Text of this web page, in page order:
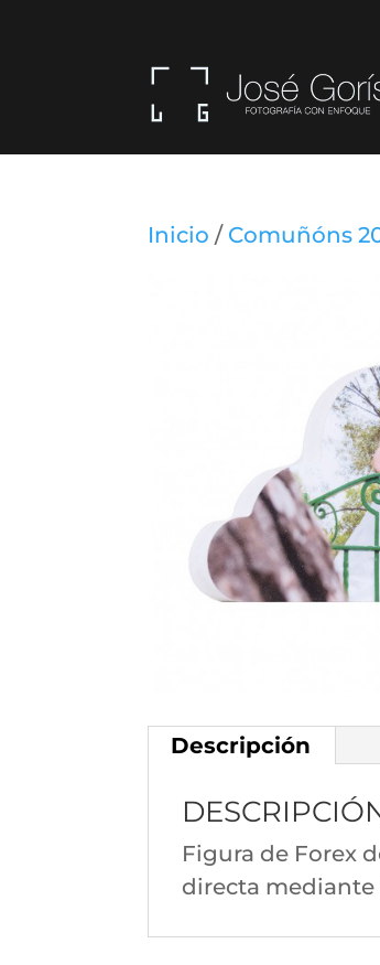
Inicio / Comuñóns
Descripción
Figura de Forex
directa mediante